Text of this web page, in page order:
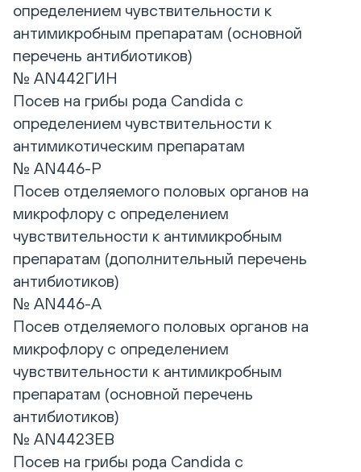
определением чувствительности к
антимикробным препаратам (основной
перечень антибиотиков)
№ AN442ГИН
Посев на грибы рода Candida с
определением чувствительности к
антимикотическим препаратам
№ AN446-Р
Посев отделяемого половых органов на
микрофлору с определением
чувствительности к антимикробным
препаратам (дополнительный перечень
антибиотиков)
№ AN446-А
Посев отделяемого половых органов на
микрофлору с определением
чувствительности к антимикробным
препаратам (основной перечень
антибиотиков)
№ AN442ЗЕВ
Посев на грибы рода Candida с